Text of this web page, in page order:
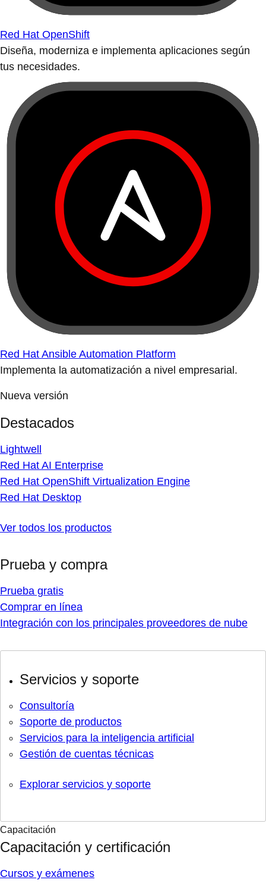
Red Hat OpenShift
Diseña, moderniza e implementa aplicaciones según
tus necesidades.
Red Hat Ansible Automation Platform
Implementa la automatización a nivel empresarial.
Nueva versión
Destacados
Lightwell
Red Hat AI Enterprise
Red Hat OpenShift Virtualization Engine
Red Hat Desktop
Ver todos los productos
Prueba y compra
Prueba gratis
Comprar en línea
Integración con los principales proveedores de nube
Servicios y soporte
Consultoría
Soporte de productos
Servicios para la inteligencia artificial
Gestión de cuentas técnicas
Explorar servicios y soporte
Capacitación
Capacitación y certificación
Cursos y exámenes